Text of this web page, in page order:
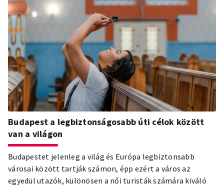
Budapest a legbiztonságosabb úti célok között
van a világon
Budapestet jelenleg a világ és Európa legbiztonsabb
városai között tartják számon, épp ezért a város az
egyedül utazók, különösen a női turisták számára kiváló